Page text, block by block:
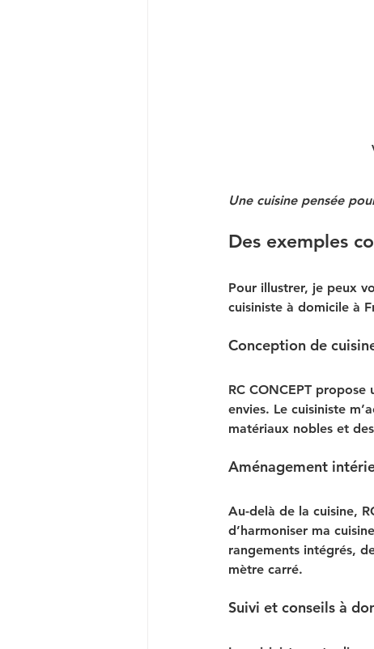
Une cuisine pensée
Des exemples
Pour illustrer, je peux
cuisiniste à domicile à
Conception de
RC CONCEPT
envies. Le cuisiniste
matériaux nobles et
Aménagement
Au-delà de la cuisine,
d’harmoniser ma
rangements intégrés,
mètre carré.
Suivi et conseils à